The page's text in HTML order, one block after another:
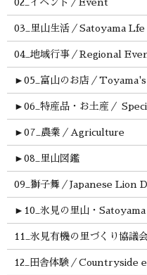
03_里山生活／Satoyama Lfe
04_地域行事／Regional
► 05_富山のお店／
► 06_特産品・お土産／
► 07_農業／Agriculture
► 08_里山図鑑
09_獅子舞／Japanese Lion
► 10_氷見の里山・
11_氷見有機の里づくり協議
12_田舎体験／Countryside